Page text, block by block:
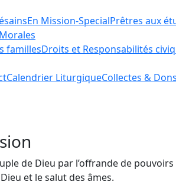
En Mission-SpecialPrêtres aux
famillesDroits et Responsabilités
Calendrier LiturgiqueCollectes & Dons
de Dieu par l’offrande de
et le salut des âmes.